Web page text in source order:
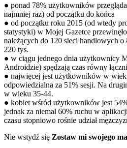
● ponad 78% użytkowników
najmniej raz) od początku do końca
● od początku roku 2015 (od wtedy
statystyki) w Mojej Gazetce
należących do 120 sieci handlowych o
220 tys.
● w ciągu jednego dnia użytkownicy
Androidzie) spędzają czas równy
● najwięcej jest użytkowników w
odpowiedzialna za 51% sesji. Na
w wieku 35-44.
● kobiet wśród użytkowników jest
jednak za niemal 60% ruchu w
czasu stopniowo rośnie udział
Nie wstydź się Zostaw mi swojego